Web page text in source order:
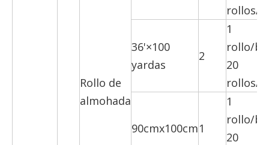
Rollo de
almohada
rollos/
36'×100
yardas
2
1
rollo/
20
rollos/
90cmx100cm1
1
rollo/
20